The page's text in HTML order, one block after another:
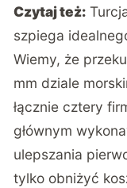
Czytaj też:
szpiega
Wiemy, że
mm dziale
łącznie cztery
głównym
ulepszania
tylko obniżyć